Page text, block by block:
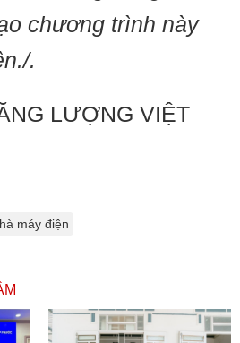
chương trình này
.
LƯỢNG VIỆT
máy điện